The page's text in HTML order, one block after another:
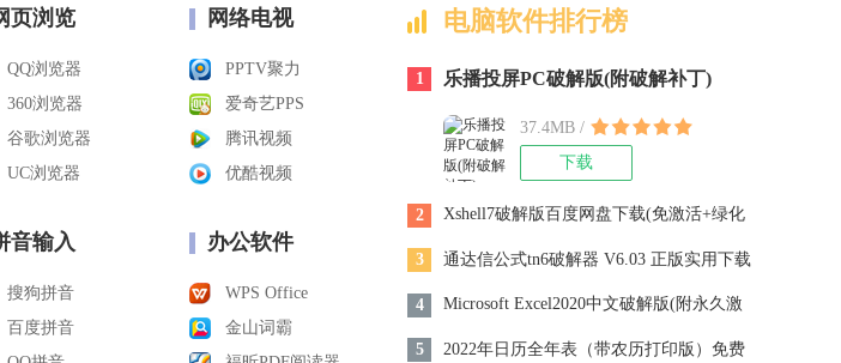
洛创意2020v1.2.61破解版
死亡细胞汉化版下载v1.6(同步巨
人的崛起)
页浏览
QQ浏览器
360浏览器
谷歌浏览器
UC浏览器
网络电视
PPTV聚力
爱奇艺PPS
腾讯视频
优酷视频
音输入
搜狗拼音
百度拼音
办公软件
WPS Office
金山词霸
电脑软件排行榜
1
乐播投屏PC破解版(附破解补丁)
windows版绿色版
37.4MB /
下载
2 Xshell7破解版百度网盘下载(免激活+绿化
软件) 永久授权版
3 通达信公式tn6破解器 V6.03 正版实用下载
4 Microsoft Excel2020中文破解版(附永久激
活密钥)下载
5 2022年日历全年表（带农历打印版）免费